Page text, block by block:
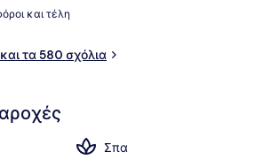
Άλλοι ταξιδιώτες λατρεύουν το
και την τοποθεσία του.
και τέλη
τα 580 σχόλια
Σπα